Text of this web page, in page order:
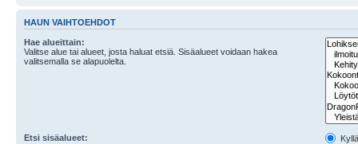
HAUN VAIHTOEHDOT
Hae alueittain:
Valitse alue tai alueet, josta haluat etsiä. Sisäalueet voidaan hakea
valitsemalla se alapuolelta.
Etsi sisäalueet: